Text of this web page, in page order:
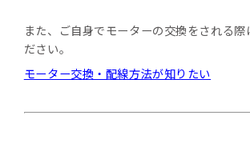
また、ご自身でモーターの交換をされる際
ださい。
モーター交換・配線方法が知りたい